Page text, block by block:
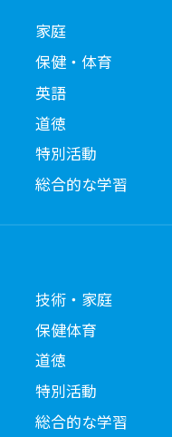
家庭
保健・体育
英語
道徳
特別活動
総合的な学習
技術・家庭
保健体育
道徳
特別活動
総合的な学習